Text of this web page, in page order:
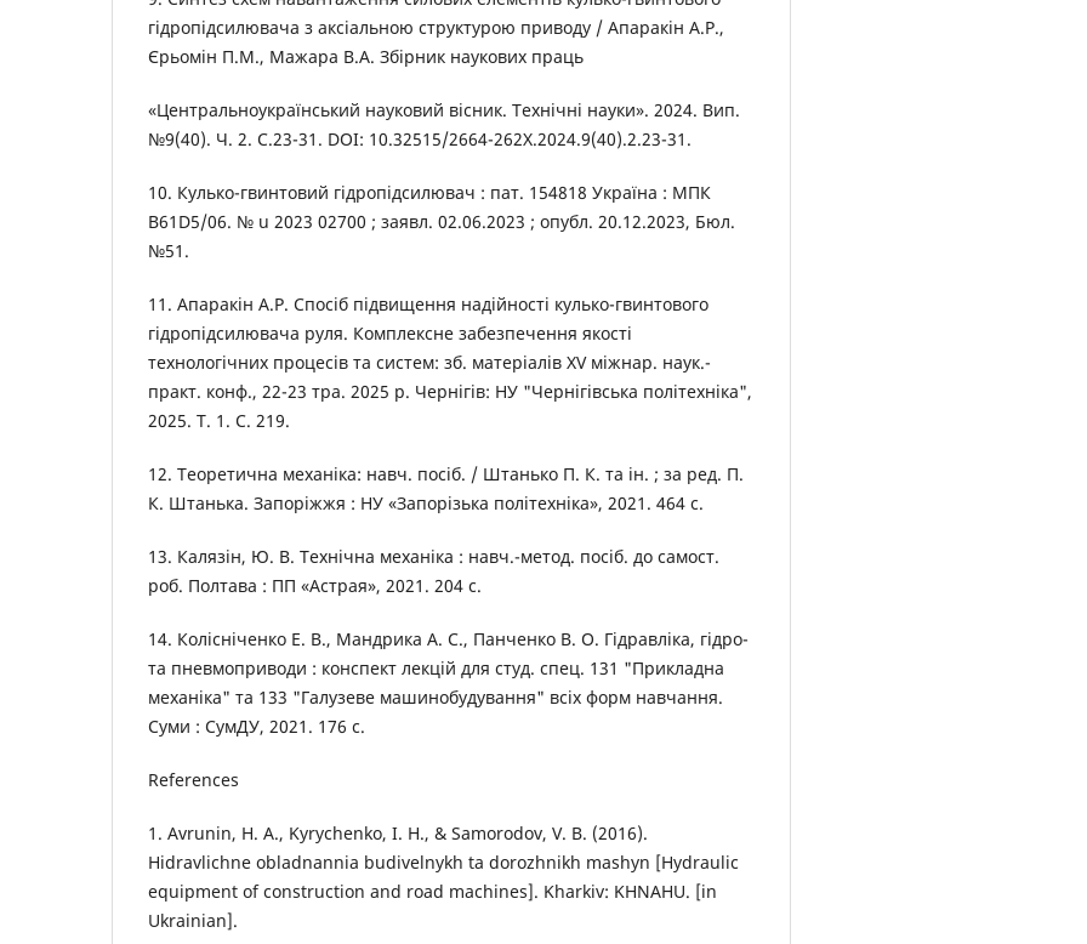
гідропідсилювача з аксіальною структурою приводу / Апаракін А.Р.,
Єрьомін П.М., Мажара В.А. Збірник наукових праць
«Центральноукраїнський науковий вісник. Технічні науки». 2024. Вип.
№9(40). Ч. 2. С.23-31. DOI: 10.32515/2664-262X.2024.9(40).2.23-31.
10. Кулько-гвинтовий гідропідсилювач : пат. 154818 Україна : МПК
B61D5/06. № u 2023 02700 ; заявл. 02.06.2023 ; опубл. 20.12.2023, Бюл.
№51.
11. Апаракін А.Р. Спосіб підвищення надійності кулько-гвинтового
гідропідсилювача руля. Комплексне забезпечення якості
технологічних процесів та систем: зб. матеріалів ХV міжнар. наук.-
практ. конф., 22-23 тра. 2025 р. Чернігів: НУ "Чернігівська політехніка",
2025. Т. 1. С. 219.
12. Теоретична механіка: навч. посіб. / Штанько П. К. та ін. ; за ред. П.
К. Штанька. Запоріжжя : НУ «Запорізька політехніка», 2021. 464 с.
13. Калязін, Ю. В. Технічна механіка : навч.-метод. посіб. до самост.
роб. Полтава : ПП «Астрая», 2021. 204 с.
14. Колісніченко Е. В., Мандрика А. С., Панченко В. О. Гідравліка, гідро-
та пневмоприводи : конспект лекцій для студ. спец. 131 "Прикладна
механіка" та 133 "Галузеве машинобудування" всіх форм навчання.
Суми : СумДУ, 2021. 176 с.
References
1. Avrunin, H. A., Kyrychenko, I. H., & Samorodov, V. B. (2016).
Hidravlichne obladnannia budivelnykh ta dorozhnikh mashyn [Hydraulic
equipment of construction and road machines]. Kharkiv: KHNAHU. [in
Ukrainian].